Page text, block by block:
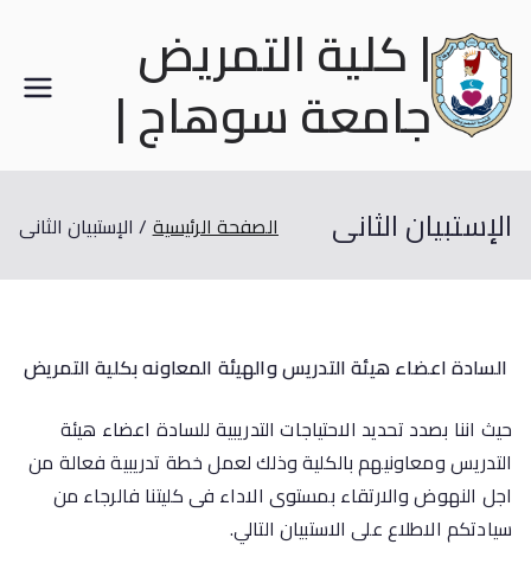
| كلية التمريض
جامعة سوهاج |
الإستبيان الثانى الصفحة الرئيسية الإستبيان الثانى
السادة اعضاء هيئة التدريس والهيئة المعاونه بكلية التمريض
حيث اننا بصدد تحديد الاحتياجات التدريبية للسادة اعضاء هيئة
التدريس ومعاونيهم بالكلية وذلك لعمل خطة تدريبية فعالة من
اجل النهوض والارتقاء بمستوى الاداء فى كليتنا فالرجاء من
سيادتكم الاطلاع على الاستبيان التالي.